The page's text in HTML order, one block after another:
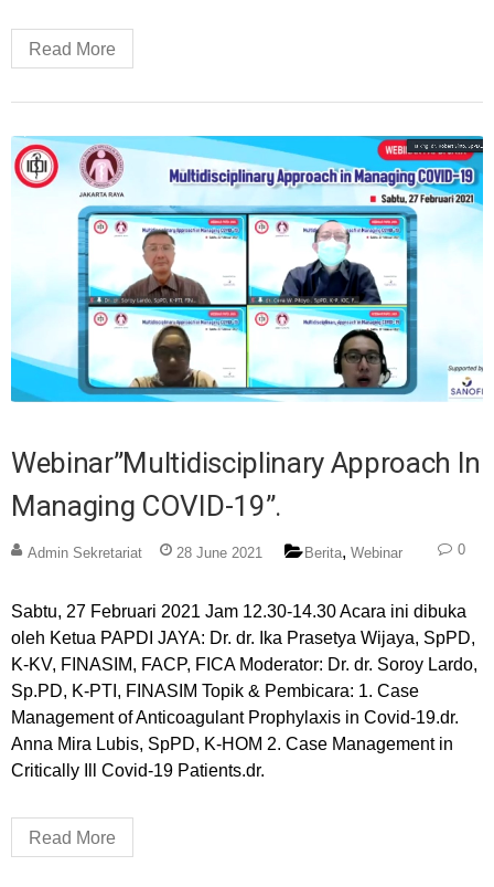
Read More
Webinar”Multidisciplinary Approach In
Managing COVID-19”.
Admin Sekretariat 28 June 2021 Berita, Webinar 0
Sabtu, 27 Februari 2021 Jam 12.30-14.30 Acara ini dibuka
oleh Ketua PAPDI JAYA: Dr. dr. Ika Prasetya Wijaya, SpPD,
K-KV, FINASIM, FACP, FICA Moderator: Dr. dr. Soroy Lardo,
Sp.PD, K-PTI, FINASIM Topik & Pembicara: 1. Case
Management of Anticoagulant Prophylaxis in Covid-19.dr.
Anna Mira Lubis, SpPD, K-HOM 2. Case Management in
Critically Ill Covid-19 Patients.dr.
Read More